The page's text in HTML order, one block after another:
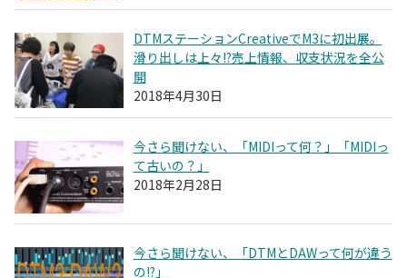
DTMステーションCreativeでM3に初出展。
滑り出しは上々!?売上情報、収支状況を全公
開
2018年4月30日
今さら聞けない、「MIDIって何？」「MIDIっ
て古いの？」
2018年2月28日
今さら聞けない、「DTMとDAWって何が違う
の!?」